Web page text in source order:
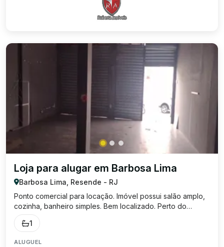
Loja para alugar em Barbosa Lima
Barbosa Lima, Resende - RJ
Ponto comercial para locação. Imóvel possui salão amplo,
cozinha, banheiro simples. Bem localizado. Perto do
comércio geral do bairro, postos de gasolina, escola,
shopping. Taxa: luz, água, IPTU e taxa de incêndio.
1
ALUGUEL